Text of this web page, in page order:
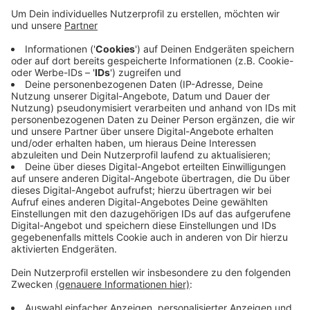
Neben Bedingfield treten auch Alle Farben, Topic,
Clueso, Sido und Nina Chuba auf. Das Festival erwartet
am 15. und 16. August rund 65.000 Besucher und
bietet ein musikalisches Spektrum von Pop über Rap
und Indie bis hin zu Electro. Neu in diesem Jahr ist ein
elektronisches Bezahlsystem sowie verschiedene
Camping-Optionen für Festivalbesucher.
Anzeige